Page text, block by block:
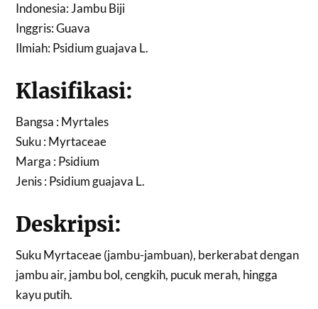
Indonesia: Jambu Biji
Inggris: Guava
Ilmiah: Psidium guajava L.
Klasifikasi:
Bangsa : Myrtales
Suku : Myrtaceae
Marga : Psidium
Jenis : Psidium guajava L.
Deskripsi:
Suku Myrtaceae (jambu-jambuan), berkerabat dengan
jambu air, jambu bol, cengkih, pucuk merah, hingga
kayu putih.